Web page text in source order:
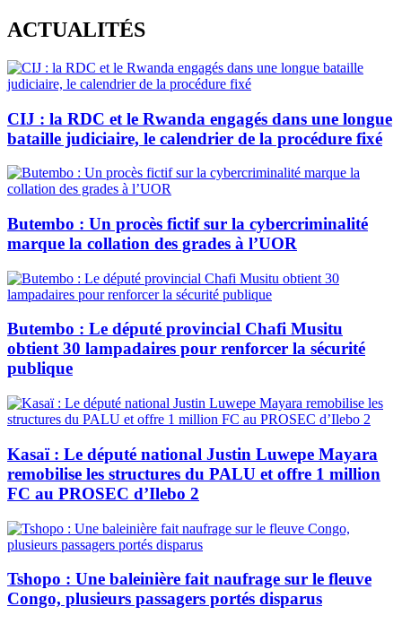
Skip
to
content
ACTUALITÉS
CIJ : la RDC et le Rwanda engagés dans une longue
bataille judiciaire, le calendrier de la procédure fixé
Butembo : Un procès fictif sur la cybercriminalité
marque la collation des grades à l’UOR
Butembo : Le député provincial Chafi Musitu
obtient 30 lampadaires pour renforcer la sécurité
publique
Kasaï : Le député national Justin Luwepe Mayara
remobilise les structures du PALU et offre 1 million
FC au PROSEC d’Ilebo 2
Tshopo : Une baleinière fait naufrage sur le fleuve
Congo, plusieurs passagers portés disparus